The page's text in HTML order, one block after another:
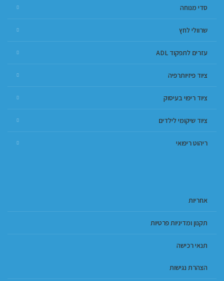
סדי מנוחה
שרוולי לחץ
עזרים לתפקוד ADL
ציוד פיזיותרפיה
ציוד ריפוי בעיסוק
ציוד שיקומי לילדים
ריהוט ריפואי
אחריות
תקנון ומדיניות פרטיות
תנאי רכישה
הצהרת נגישות